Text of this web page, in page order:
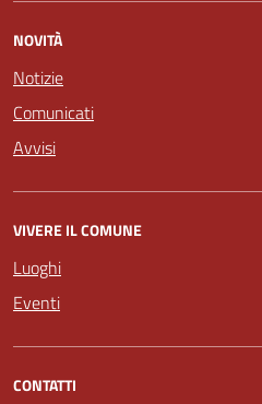
NOVITÀ
Notizie
Comunicati
Avvisi
VIVERE IL COMUNE
Luoghi
Eventi
CONTATTI